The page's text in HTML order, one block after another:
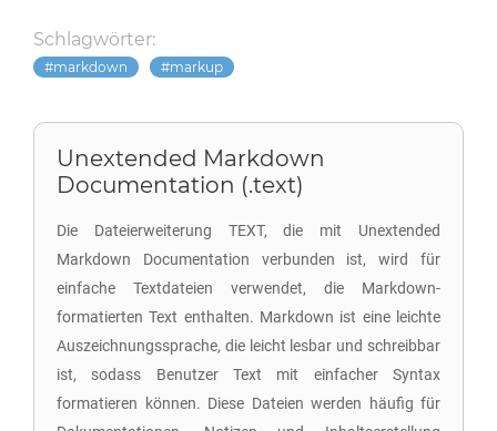
Schlagwörter:
markdown markup
Unextended Markdown
Documentation (.text)
Die Dateierweiterung TEXT, die mit Unextended
Markdown Documentation verbunden ist, wird für
einfache Textdateien verwendet, die Markdown-
formatierten Text enthalten. Markdown ist eine leichte
Auszeichnungssprache, die leicht lesbar und schreibbar
ist, sodass Benutzer Text mit einfacher Syntax
formatieren können. Diese Dateien werden häufig für